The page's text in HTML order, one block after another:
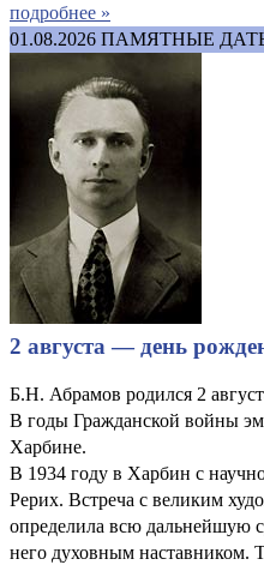
подробнее »
01.08.2026 ПАМЯТНЫЕ
2 августа — день
Б.Н. Абрамов родился 2
В годы Гражданской войны
Харбине.
В 1934 году в Харбин с
Рерих. Встреча с великим
определила всю дальнейшую
него духовным наставником.